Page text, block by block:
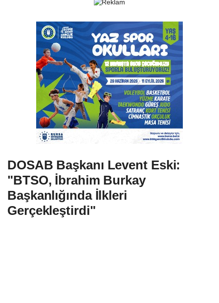
DOSAB Başkanı Levent Eski:
"BTSO, İbrahim Burkay
Başkanlığında İlkleri
Gerçekleştirdi"